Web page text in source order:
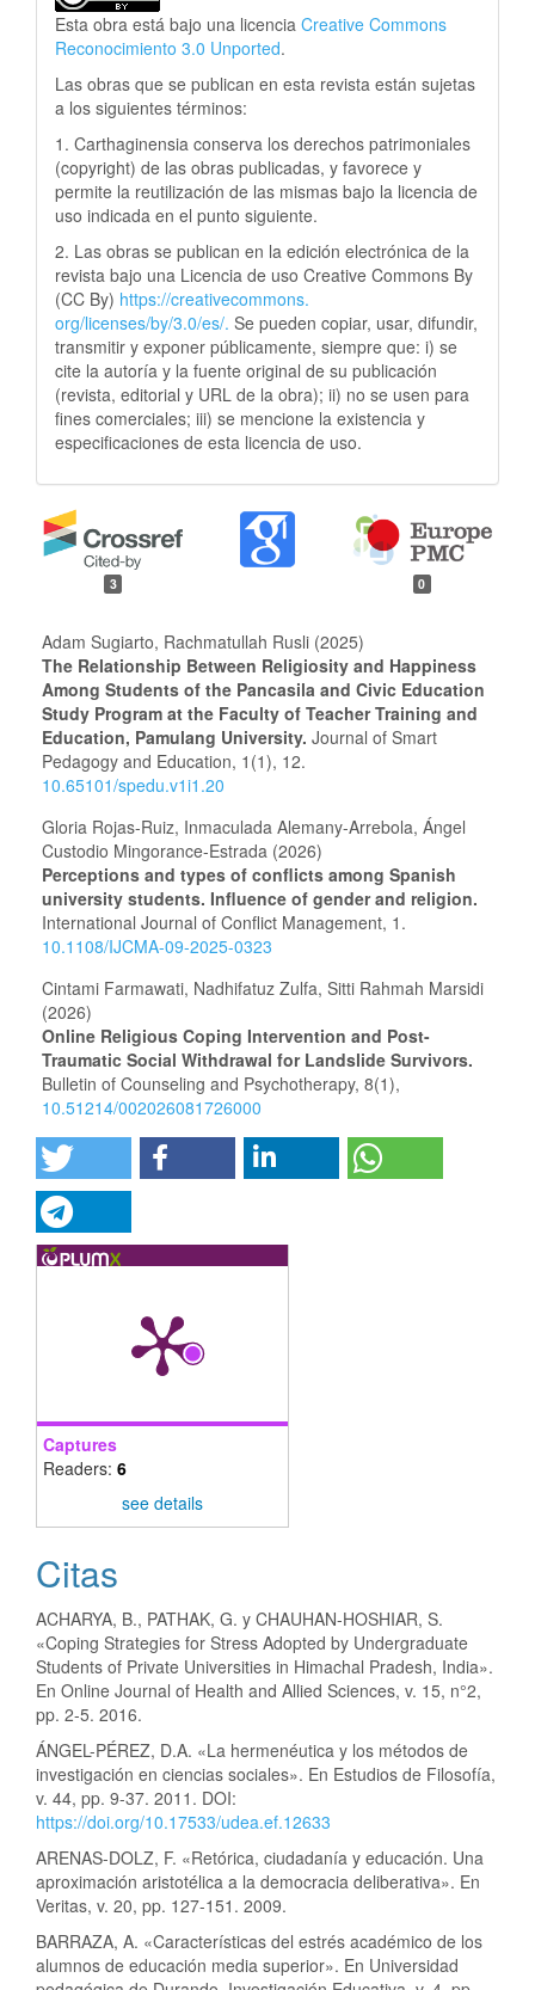
Esta obra está bajo una licencia Creative Commons
Reconocimiento 3.0 Unported.
Las obras que se publican en esta revista están sujetas
a los siguientes términos:
1. Carthaginensia conserva los derechos patrimoniales
(copyright) de las obras publicadas, y favorece y
permite la reutilización de las mismas bajo la licencia de
uso indicada en el punto siguiente.
2. Las obras se publican en la edición electrónica de la
revista bajo una Licencia de uso Creative Commons By
(CC By) https://creativecommons.
org/licenses/by/3.0/es/. Se pueden copiar, usar, difundir,
transmitir y exponer públicamente, siempre que: i) se
cite la autoría y la fuente original de su publicación
(revista, editorial y URL de la obra); ii) no se usen para
fines comerciales; iii) se mencione la existencia y
especificaciones de esta licencia de uso.
3 0
Adam Sugiarto, Rachmatullah Rusli (2025)
The Relationship Between Religiosity and Happiness
Among Students of the Pancasila and Civic Education
Study Program at the Faculty of Teacher Training and
Education, Pamulang University. Journal of Smart
Pedagogy and Education, 1 (1), 12.
10.65101/spedu.v1i1.20
Gloria Rojas-Ruiz, Inmaculada Alemany-Arrebola, Ángel
Custodio Mingorance-Estrada (2026)
Perceptions and types of conflicts among Spanish
university students. Influence of gender and religion.
International Journal of Conflict Management, 1.
10.1108/IJCMA-09-2025-0323
Cintami Farmawati, Nadhifatuz Zulfa, Sitti Rahmah Marsidi
(2026)
Online Religious Coping Intervention and Post-
Traumatic Social Withdrawal for Landslide Survivors.
Bulletin of Counseling and Psychotherapy, 8(1),
10.51214/002026081726000
Captures
Readers: 6
see details
Citas
ACHARYA, B., PATHAK, G. y CHAUHAN-HOSHIAR, S.
«Coping Strategies for Stress Adopted by Undergraduate
Students of Private Universities in Himachal Pradesh, India».
En Online Journal of Health and Allied Sciences, v. 15, n°2,
pp. 2-5. 2016.
ÁNGEL-PÉREZ, D.A. «La hermenéutica y los métodos de
investigación en ciencias sociales». En Estudios de Filosofía,
v. 44, pp. 9-37. 2011. DOI:
https://doi.org/10.17533/udea.ef.12633
ARENAS-DOLZ, F. «Retórica, ciudadanía y educación. Una
aproximación aristotélica a la democracia deliberativa». En
Veritas, v. 20, pp. 127-151. 2009.
BARRAZA, A. «Características del estrés académico de los
alumnos de educación media superior». En Universidad